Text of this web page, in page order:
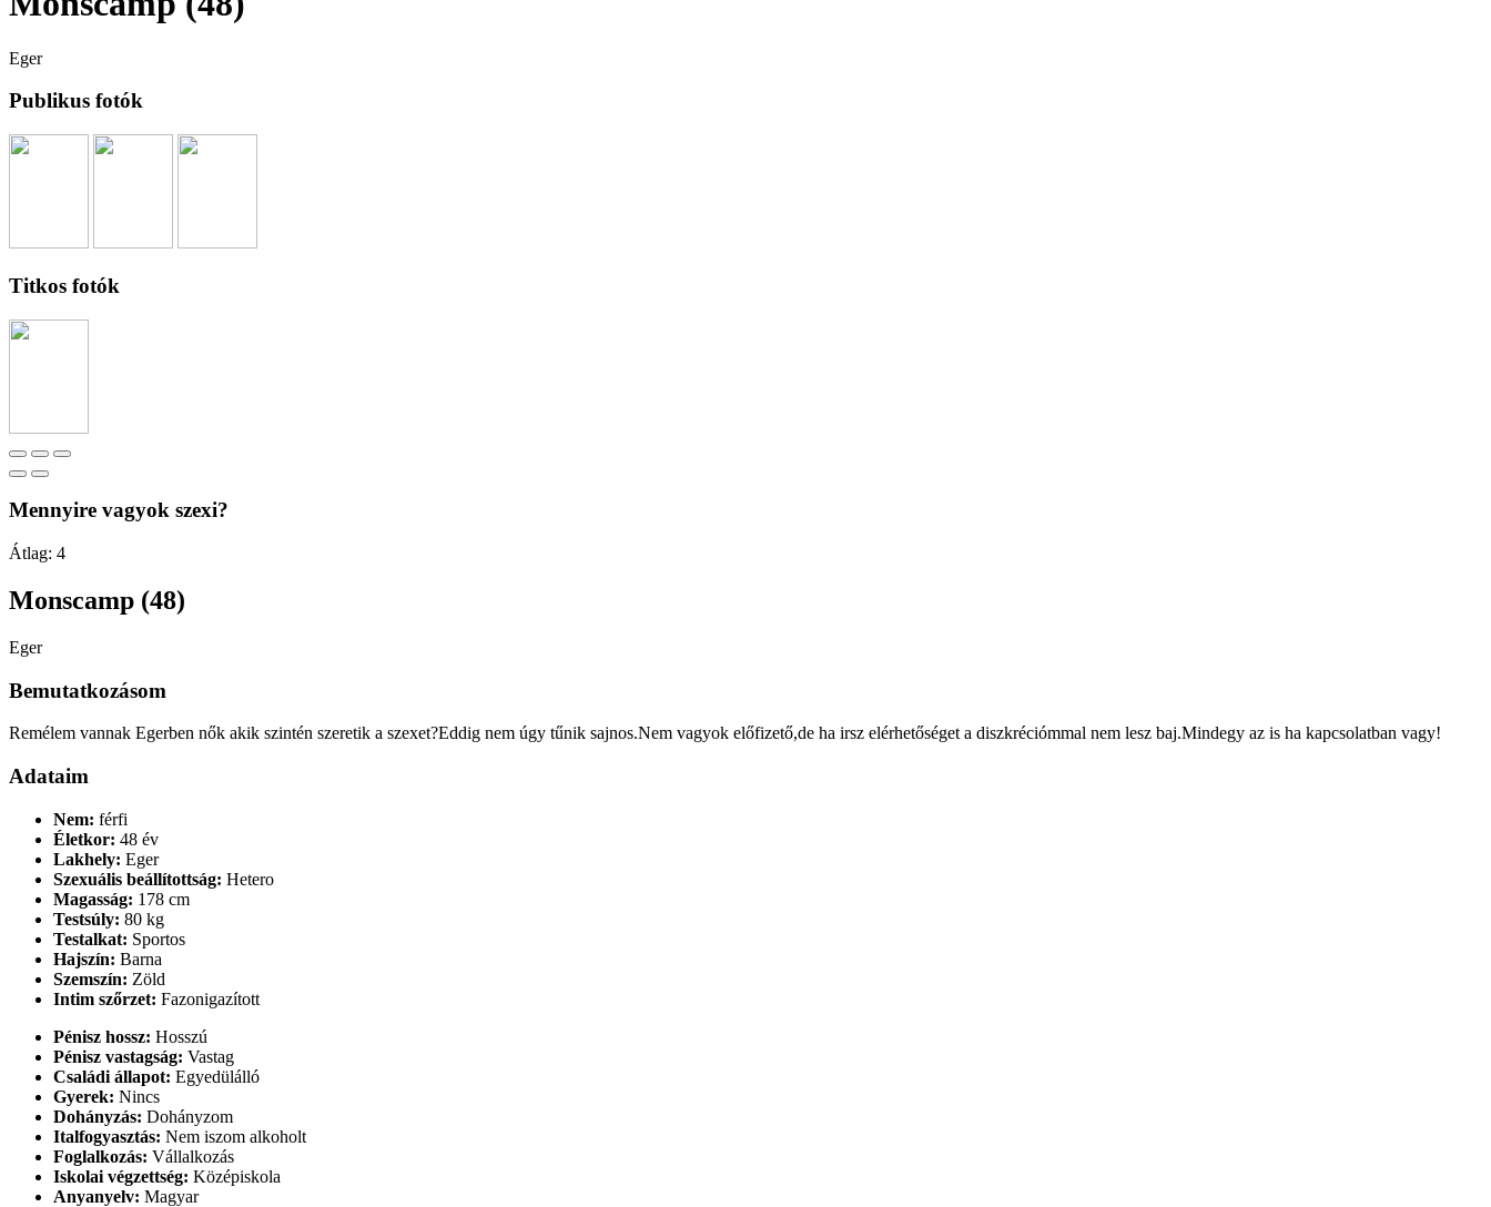
Eger
Publikus fotók
Titkos fotók
Mennyire vagyok szexi?
Átlag: 4
Monscamp (48)
Eger
Bemutatkozásom
Remélem vannak Egerben nők akik szintén szeretik a szexet?Eddig nem úgy tűnik sajnos.Nem vagyok előfizető,de ha irsz elérhetőséget a diszkréciómmal nem lesz baj.Mindegy az is ha kapcsolatban vagy!
Adataim
Nem: férfi
Életkor: 48 év
Lakhely: Eger
Szexuális beállítottság: Hetero
Magasság: 178 cm
Testsúly: 80 kg
Testalkat: Sportos
Hajszín: Barna
Szemszín: Zöld
Intim szőrzet: Fazonigazított
Pénisz hossz: Hosszú
Pénisz vastagság: Vastag
Családi állapot: Egyedülálló
Gyerek: Nincs
Dohányzás: Dohányzom
Italfogyasztás: Nem iszom alkoholt
Foglalkozás: Vállalkozás
Iskolai végzettség: Középiskola
Anyanyelv: Magyar